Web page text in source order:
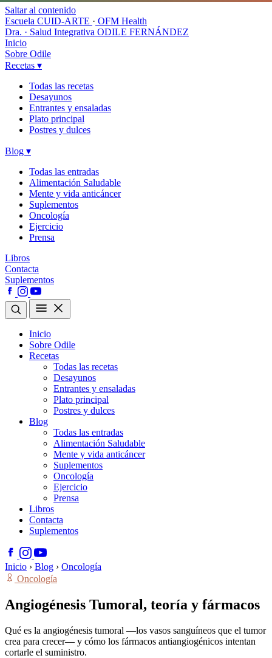
Saltar al contenido
Escuela CUID-ARTE · OFM Health
Dra. · Salud Integrativa ODILE FERNÁNDEZ
Inicio
Sobre Odile
Recetas ▾
Todas las recetas
Desayunos
Entrantes y ensaladas
Plato principal
Postres y dulces
Blog ▾
Todas las entradas
Alimentación Saludable
Mente y vida anticáncer
Suplementos
Oncología
Ejercicio
Prensa
Libros
Contacta
Suplementos
Inicio
Sobre Odile
Recetas
Todas las recetas
Desayunos
Entrantes y ensaladas
Plato principal
Postres y dulces
Blog
Todas las entradas
Alimentación Saludable
Mente y vida anticáncer
Suplementos
Oncología
Ejercicio
Prensa
Libros
Contacta
Suplementos
Inicio › Blog › Oncología
Oncología
Angiogénesis Tumoral, teoría y fármacos
Qué es la angiogénesis tumoral —los vasos sanguíneos que el tumor
crea para crecer— y cómo los fármacos antiangiogénicos intentan
cortarle el suministro.